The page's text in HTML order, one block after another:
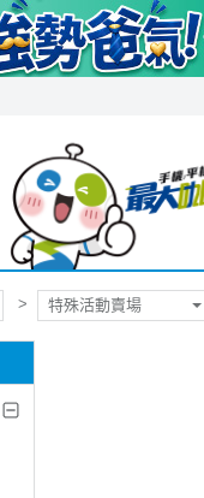
特殊活動賣場